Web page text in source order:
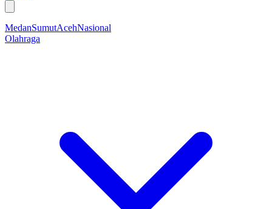
MedanSumutAcehNasional
Olahraga